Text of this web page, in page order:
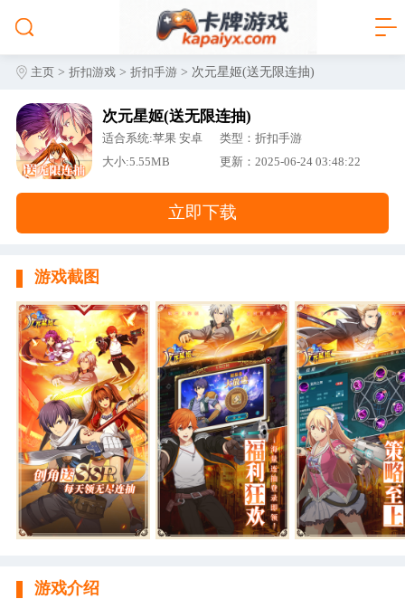
主页 >折扣游戏 >折扣手游 > 次元星姬(送无限连抽)
次元星姬(送无限连抽)
适合系统:苹果 安卓
类型：折扣手游
大小:5.55MB
更新：2025-06-24 03:48:22
立即下载
游戏截图
游戏介绍